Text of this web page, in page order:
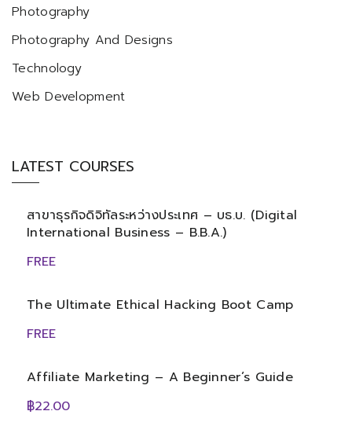
Photography
Photography And Designs
Technology
Web Development
LATEST COURSES
สาขาธุรกิจดิจิทัลระหว่างประเทศ – บธ.บ. (Digital
International Business – B.B.A.)
FREE
The Ultimate Ethical Hacking Boot Camp
FREE
Affiliate Marketing – A Beginner’s Guide
฿22.00